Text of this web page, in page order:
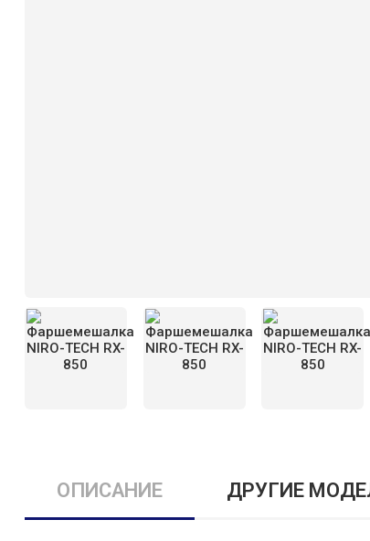
ОПИСАНИЕ ДРУГИЕ